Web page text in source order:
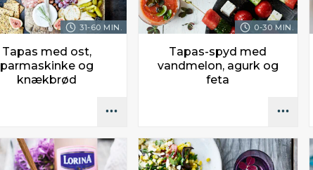
31-60 MIN.
Tapas med ost,
parmaskinke og
knækbrød
0-30 MIN.
Tapas-spyd med
vandmelon, agurk og
feta